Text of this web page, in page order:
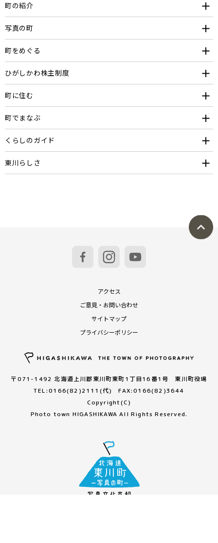
町の紹介
写真の町
町をめぐる
ひがしかわ株主制度
町に住む
町でまなぶ
くらしのガイド
東川らしさ
アクセス
ご意見・お問い合わせ
サイトマップ
プライバシーポリシー
〒071-1492 北海道上川郡東川町東町1丁目16番1号 東川町役場
TEL:0166(82)2111(代) FAX:0166(82)3644
Copyright(C)
Photo town HIGASHIKAWA All Rights Reserved.